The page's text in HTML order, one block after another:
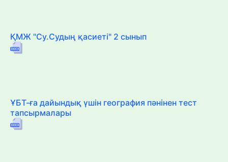
ҚМЖ "Су.Судың қасиеті" 2 сынып
ҰБТ-ға дайындық үшін география пәнінен тест
тапсырмалары